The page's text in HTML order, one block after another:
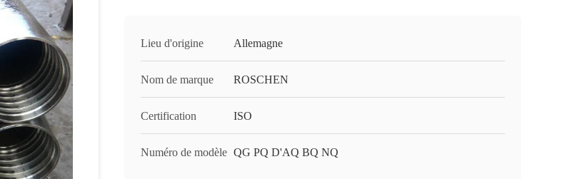
Lieu d'origine Allemagne
Nom de marque ROSCHEN
Certification ISO
Numéro de modèle QG PQ D'AQ BQ NQ